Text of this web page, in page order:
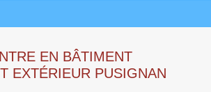
EN BÂTIMENT
EXTÉRIEUR PUSIGNAN